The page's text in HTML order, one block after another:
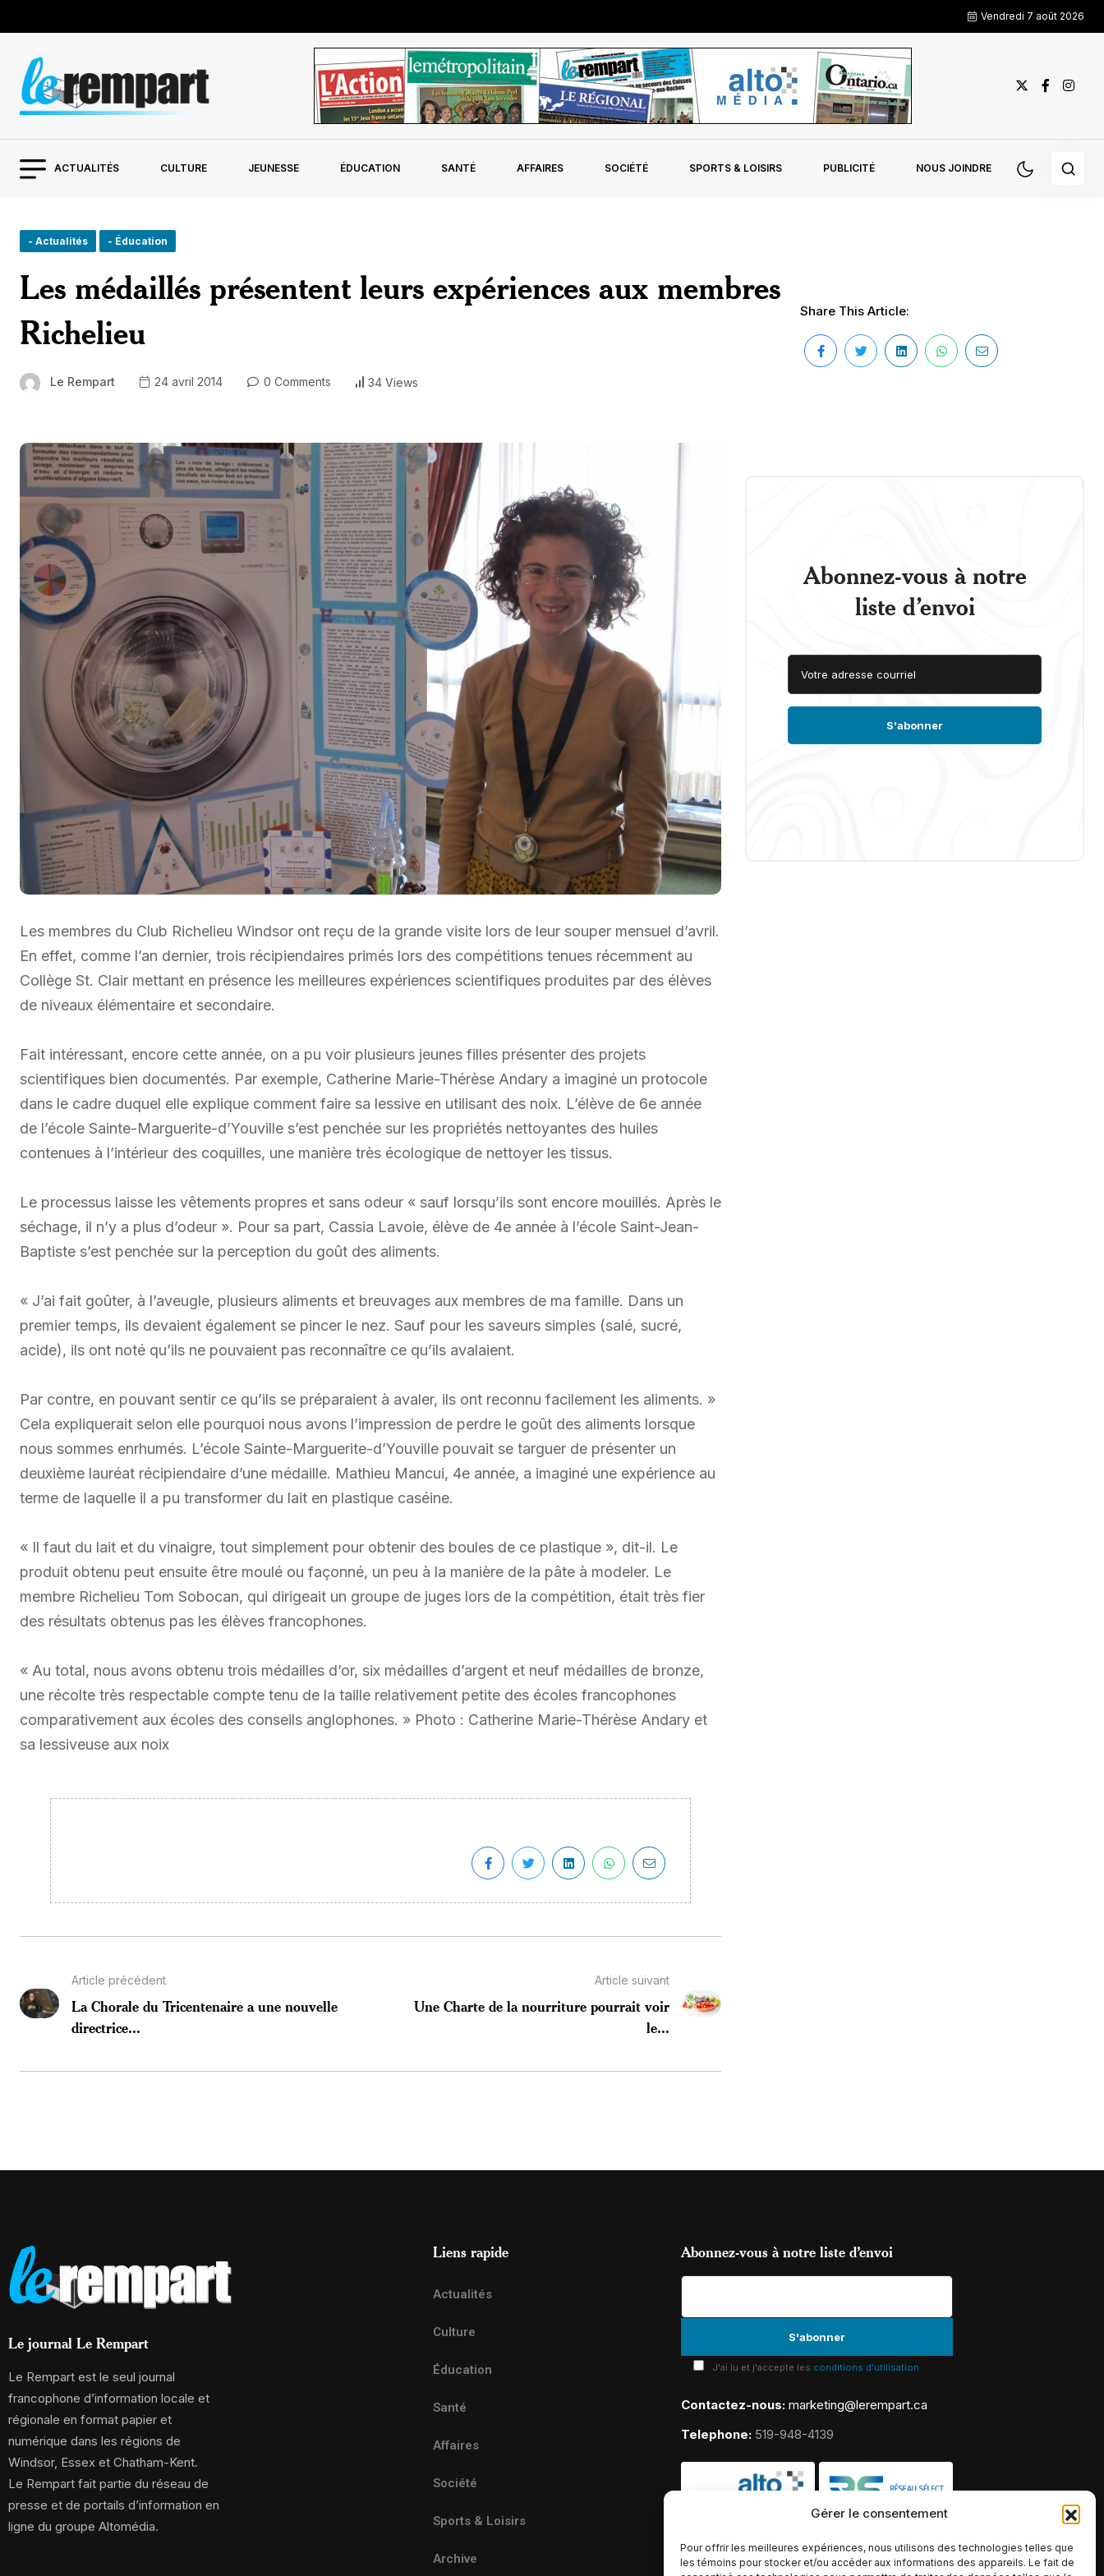
Gérer le consentement
Pour offrir les meilleures expériences, nous utilisons des technologies telles que
les témoins pour stocker et/ou accéder aux informations des appareils. Le fait de
Vendredi 7 août 2026
ACTUALITÉS CULTURE JEUNESSE ÉDUCATION SANTÉ AFFAIRES SOCIÉTÉ SPORTS & LOISIRS PUBLICITÉ NOUS JOINDRE
- Actualités - Éducation
Les médaillés présentent leurs expériences aux membres
Richelieu
Le Rempart 24 avril 2014 0 Comments 34 Views
Share This Article:
Les membres du Club Richelieu Windsor ont reçu de la grande visite lors de leur souper mensuel d’avril.
En effet, comme l’an dernier, trois récipiendaires primés lors des compétitions tenues récemment au
Collège St. Clair mettant en présence les meilleures expériences scientifiques produites par des élèves
de niveaux élémentaire et secondaire.
Fait intéressant, encore cette année, on a pu voir plusieurs jeunes filles présenter des projets
scientifiques bien documentés. Par exemple, Catherine Marie-Thérèse Andary a imaginé un protocole
dans le cadre duquel elle explique comment faire sa lessive en utilisant des noix. L’élève de 6e année
de l’école Sainte-Marguerite-d’Youville s’est penchée sur les propriétés nettoyantes des huiles
contenues à l’intérieur des coquilles, une manière très écologique de nettoyer les tissus.
Le processus laisse les vêtements propres et sans odeur « sauf lorsqu’ils sont encore mouillés. Après le
séchage, il n’y a plus d’odeur ». Pour sa part, Cassia Lavoie, élève de 4e année à l’école Saint-Jean-
Baptiste s’est penchée sur la perception du goût des aliments.
« J’ai fait goûter, à l’aveugle, plusieurs aliments et breuvages aux membres de ma famille. Dans un
premier temps, ils devaient également se pincer le nez. Sauf pour les saveurs simples (salé, sucré,
acide), ils ont noté qu’ils ne pouvaient pas reconnaître ce qu’ils avalaient.
Par contre, en pouvant sentir ce qu’ils se préparaient à avaler, ils ont reconnu facilement les aliments. »
Cela expliquerait selon elle pourquoi nous avons l’impression de perdre le goût des aliments lorsque
nous sommes enrhumés. L’école Sainte-Marguerite-d’Youville pouvait se targuer de présenter un
deuxième lauréat récipiendaire d’une médaille. Mathieu Mancui, 4e année, a imaginé une expérience au
terme de laquelle il a pu transformer du lait en plastique caséine.
« Il faut du lait et du vinaigre, tout simplement pour obtenir des boules de ce plastique », dit-il. Le
produit obtenu peut ensuite être moulé ou façonné, un peu à la manière de la pâte à modeler. Le
membre Richelieu Tom Sobocan, qui dirigeait un groupe de juges lors de la compétition, était très fier
des résultats obtenus pas les élèves francophones.
« Au total, nous avons obtenu trois médailles d’or, six médailles d’argent et neuf médailles de bronze,
une récolte très respectable compte tenu de la taille relativement petite des écoles francophones
comparativement aux écoles des conseils anglophones. » Photo : Catherine Marie-Thérèse Andary et
sa lessiveuse aux noix
Article précédent
La Chorale du Tricentenaire a une nouvelle
directrice...
Article suivant
Une Charte de la nourriture pourrait voir
le...
Abonnez-vous à notre
liste d’envoi
Le journal Le Rempart
Le Rempart est le seul journal
francophone d’information locale et
régionale en format papier et
numérique dans les régions de
Windsor, Essex et Chatham-Kent.
Le Rempart fait partie du réseau de
presse et de portails d’information en
ligne du groupe Altomédia.
Liens rapide
Actualités
Culture
Éducation
Santé
Affaires
Société
Sports & Loisirs
Archive
Abonnez-vous à notre liste d’envoi
J'ai lu et j'accepte les conditions d'utilisation
Contactez-nous: marketing@lerempart.ca
Telephone: 519-948-4139